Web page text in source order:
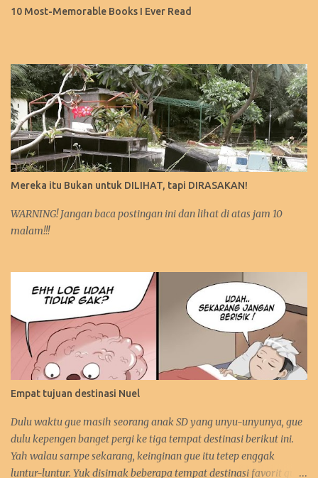
10 Most-Memorable Books I Ever Read
Mereka itu Bukan untuk DILIHAT, tapi DIRASAKAN!
WARNING! Jangan baca postingan ini dan lihat di atas jam 10
malam!!!
Empat tujuan destinasi Nuel
Dulu waktu gue masih seorang anak SD yang unyu-unyunya, gue
dulu kepengen banget pergi ke tiga tempat destinasi berikut ini.
Yah walau sampe sekarang, keinginan gue itu tetep enggak
luntur-luntur. Yuk disimak beberapa tempat destinasi favorit gue.